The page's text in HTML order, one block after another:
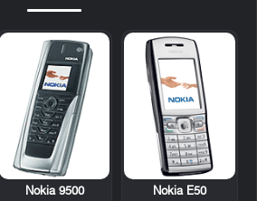
Nokia E50
Nokia 9500